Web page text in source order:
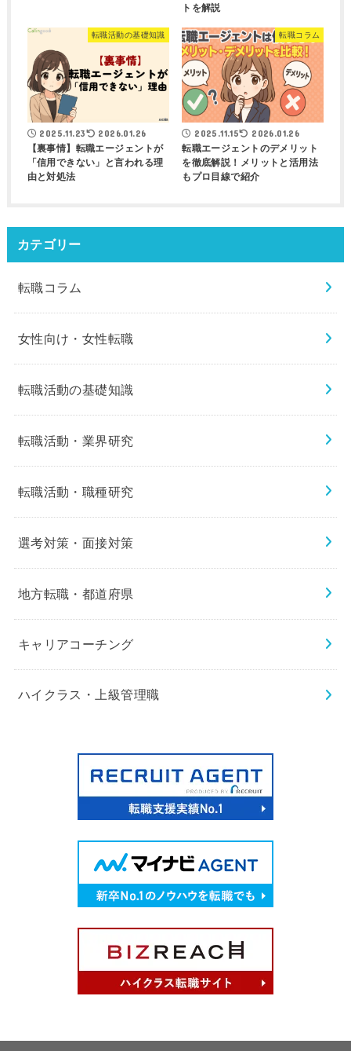
トを解説
転職活動の基礎知識
2025.11.23 2026.01.26
【裏事情】転職エージェントが
「信用できない」と言われる理
由と対処法
転職コラム
2025.11.15 2026.01.26
転職エージェントのデメリット
を徹底解説！メリットと活用法
もプロ目線で紹介
カテゴリー
転職コラム
女性向け・女性転職
転職活動の基礎知識
転職活動・業界研究
転職活動・職種研究
選考対策・面接対策
地方転職・都道府県
キャリアコーチング
ハイクラス・上級管理職